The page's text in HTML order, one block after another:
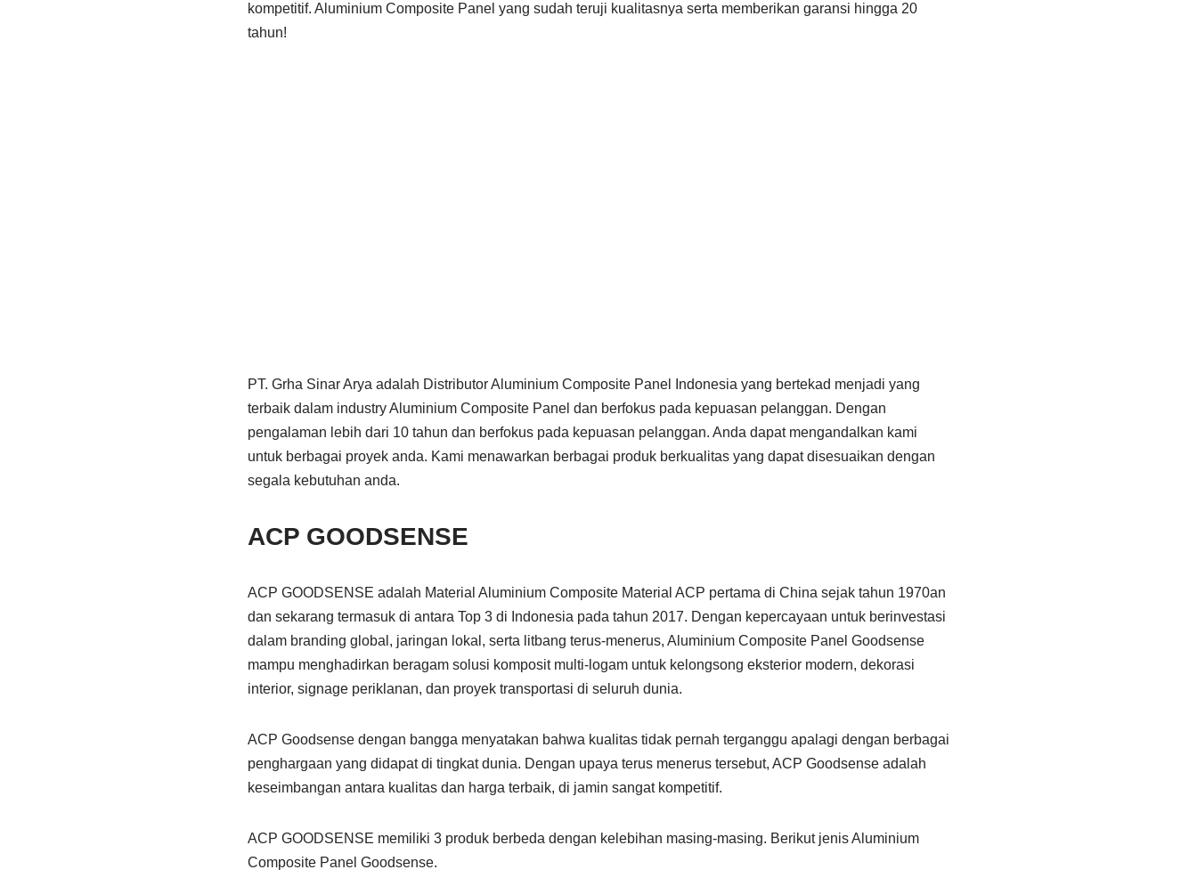
kompetitif. Aluminium Composite Panel yang sudah teruji kualitasnya serta memberikan garansi hingga 20
tahun!
PT. Grha Sinar Arya adalah Distributor Aluminium Composite Panel Indonesia yang bertekad menjadi yang
terbaik dalam industry Aluminium Composite Panel dan berfokus pada kepuasan pelanggan. Dengan
pengalaman lebih dari 10 tahun dan berfokus pada kepuasan pelanggan. Anda dapat mengandalkan kami
untuk berbagai proyek anda. Kami menawarkan berbagai produk berkualitas yang dapat disesuaikan dengan
segala kebutuhan anda.
ACP GOODSENSE
ACP GOODSENSE adalah Material Aluminium Composite Material ACP pertama di China sejak tahun 1970an
dan sekarang termasuk di antara Top 3 di Indonesia pada tahun 2017. Dengan kepercayaan untuk berinvestasi
dalam branding global, jaringan lokal, serta litbang terus-menerus, Aluminium Composite Panel Goodsense
mampu menghadirkan beragam solusi komposit multi-logam untuk kelongsong eksterior modern, dekorasi
interior, signage periklanan, dan proyek transportasi di seluruh dunia.
ACP Goodsense dengan bangga menyatakan bahwa kualitas tidak pernah terganggu apalagi dengan berbagai
penghargaan yang didapat di tingkat dunia. Dengan upaya terus menerus tersebut, ACP Goodsense adalah
keseimbangan antara kualitas dan harga terbaik, di jamin sangat kompetitif.
ACP GOODSENSE memiliki 3 produk berbeda dengan kelebihan masing-masing. Berikut jenis Aluminium
Composite Panel Goodsense.